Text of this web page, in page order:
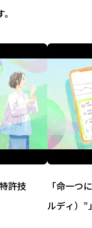
許技
「命一つ
ルディ）”